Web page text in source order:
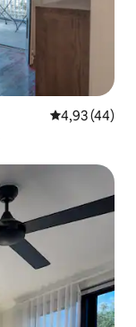
Gemiddelde
4,93 (44)